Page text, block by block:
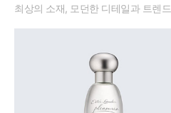
최상의 소재, 모던한 디테일과 트렌드